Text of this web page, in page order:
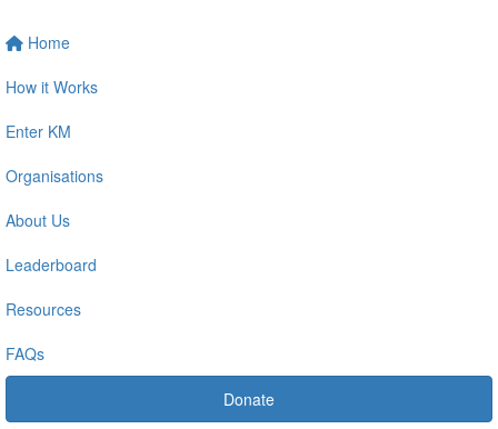
Home
How it Works
Enter KM
Organisations
About Us
Leaderboard
Resources
FAQs
Donate